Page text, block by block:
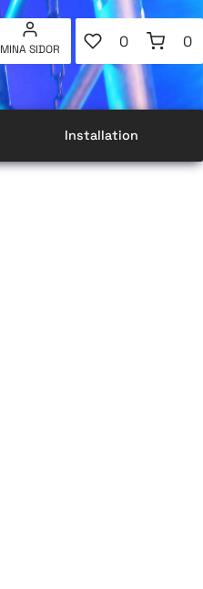
MINA SIDOR
FAVORITER
ANTAL
0 0
Installation